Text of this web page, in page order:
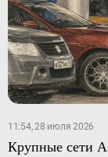
11:54, 28 июля 2026
Крупные сети